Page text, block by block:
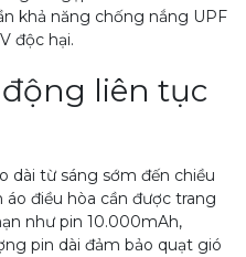
khả năng chống nắng UPF
độc hại.
liên tục
dài từ sáng sớm đến chiều
điều hòa cần được trang
như pin 10.000mAh,
pin dài đảm bảo quạt gió